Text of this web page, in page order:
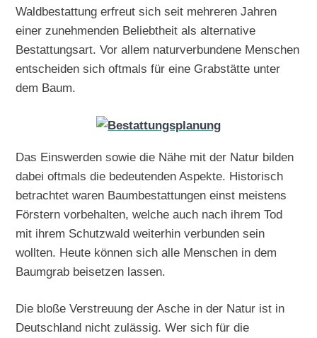
Waldbestattung erfreut sich seit mehreren Jahren
einer zunehmenden Beliebtheit als alternative
Bestattungsart. Vor allem naturverbundene Menschen
entscheiden sich oftmals für eine Grabstätte unter
dem Baum.
Das Einswerden sowie die Nähe mit der Natur bilden
dabei oftmals die bedeutenden Aspekte. Historisch
betrachtet waren Baumbestattungen einst meistens
Förstern vorbehalten, welche auch nach ihrem Tod
mit ihrem Schutzwald weiterhin verbunden sein
wollten. Heute können sich alle Menschen in dem
Baumgrab beisetzen lassen.
Die bloße Verstreuung der Asche in der Natur ist in
Deutschland nicht zulässig. Wer sich für die